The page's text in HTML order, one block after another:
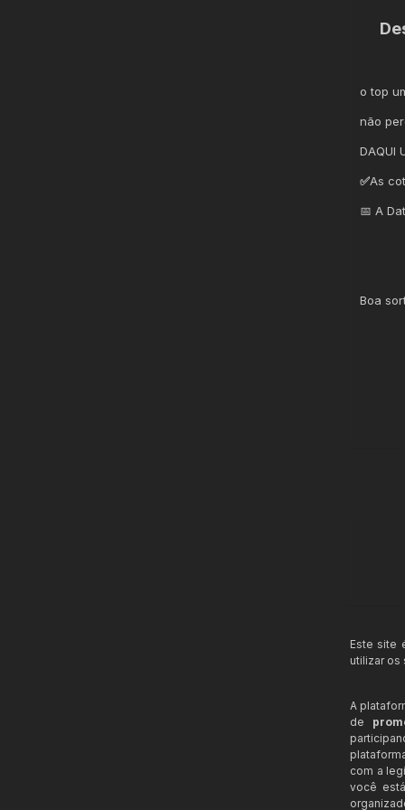
o top
não
DAQUI
✅As
📅 A
Boa
Este site
utilizar os
A
de
com a
você